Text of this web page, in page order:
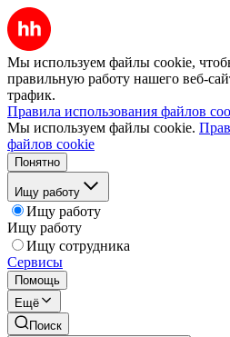
Мы используем файлы cookie,
правильную работу нашего веб-
трафик.
Правила использования файлов
Мы используем файлы cookie.
файлов cookie
Понятно
Ищу работу
Ищу работу
Ищу работу
Ищу сотрудника
Сервисы
Помощь
Ещё
Поиск